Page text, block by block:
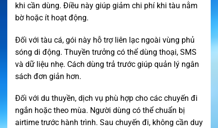
khi cần dùng. Điều này giúp giảm chi phí khi tàu nằm
bờ hoặc ít hoạt động.
Đối với tàu cá, gói này hỗ trợ liên lạc ngoài vùng phủ
sóng di động. Thuyền trưởng có thể dùng thoại, SMS
và dữ liệu nhẹ. Cách dùng trả trước giúp quản lý ngân
sách đơn giản hơn.
Đối với du thuyền, dịch vụ phù hợp cho các chuyến đi
ngắn hoặc theo mùa. Người dùng có thể chuẩn bị
airtime trước hành trình. Sau chuyến đi, không cần duy